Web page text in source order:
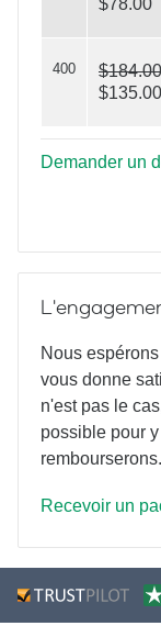
$78.00
400
$184.00
$135.00
Demander un
Nous
vous donne
n'est pas le
possible pour
rembourserons.
Recevoir un